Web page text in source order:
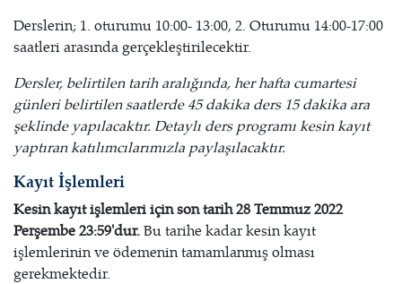
Derslerin; 1. oturumu 10:00- 13:00, 2. Oturumu 14:00-17:00
saatleri arasında gerçekleştirilecektir.
Dersler, belirtilen tarih aralığında, her hafta cumartesi
günleri belirtilen saatlerde 45 dakika ders 15 dakika ara
şeklinde yapılacaktır. Detaylı ders programı kesin kayıt
yaptıran katılımcılarımızla paylaşılacaktır.
Kayıt İşlemleri
Kesin kayıt işlemleri için son tarih 28 Temmuz 2022
Perşembe 23:59'dur.Bu tarihe kadar kesin kayıt
işlemlerinin ve ödemenin tamamlanmış olması
gerekmektedir.